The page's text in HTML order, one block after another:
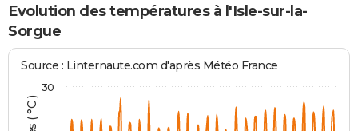
Forum
Aménagement intérieur
Extérieur
Cuisine
Salle de bains
Jardinage
Rangement
+WEEK-END
Guides de France
Escapades
Patrimoine
Expositions
Musées
Week-end nature
+
Art de vivre
Bien-être
Loisirs
Mode
Modes de vie
Alimentation
Guide de la santé
Maladies
Médicaments
Sommeil
VOYAGE
Evolution des températures à l'Isle-sur-la-
Sorgue
Source : Linternaute.com d'après Météo France
30